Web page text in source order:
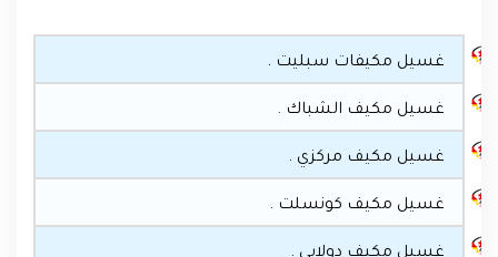
غسيل مكيفات سبليت .
غسيل مكيف الشباك .
غسيل مكيف مركزي .
غسيل مكيف كونسلت .